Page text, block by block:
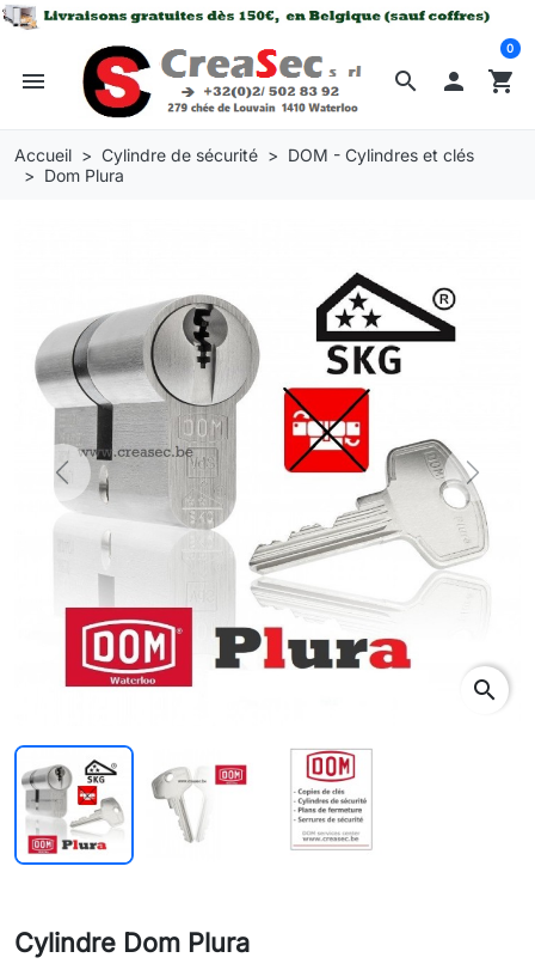
search
menu  shopping_cart
0
Accueil Cylindre de sécurité
DOM - Cylindres et clés
Dom Plura
Previous Next
search
Cylindre Dom Plura